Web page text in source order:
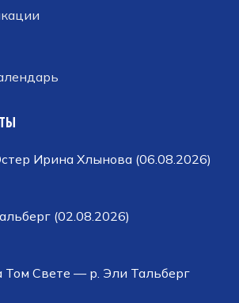
Ирина Хлынова (06.08.2026)
(02.08.2026)
Том Свете — р. Эли Тальберг